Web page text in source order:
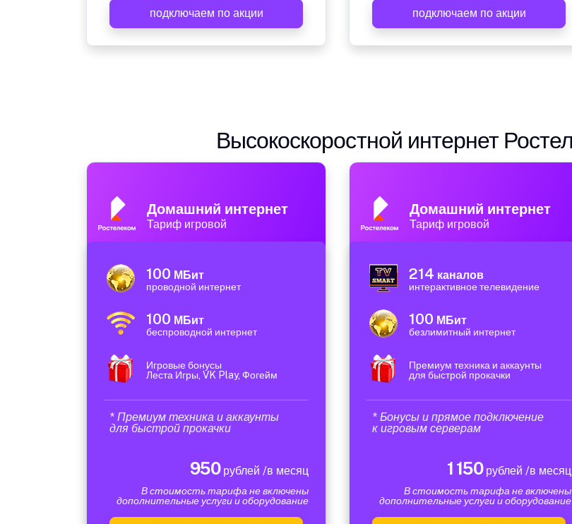
подключаем по акции подключаем по акции
Высокоскоростной интернет
Домашний интернет
Тариф игровой
100 МБит
проводной интернет
100 МБит
беспроводной интернет
Игровые бонусы
Леста Игры, VK Play, Фогейм
* Премиум техника и аккаунты
для быстрой прокачки
950рублей /в месяц
В стоимость тарифа не включены
дополнительные услуги и оборудование
Домашний интернет
Тариф игровой
214 каналов
интерактивное телевидение
100 МБит
безлимитный интернет
Премиум техника и аккаунты
для быстрой прокачки
* Бонусы и прямое подключение
к игровым серверам
1 150рублей /в месяц
В стоимость тарифа не включены
дополнительные услуги и оборудование